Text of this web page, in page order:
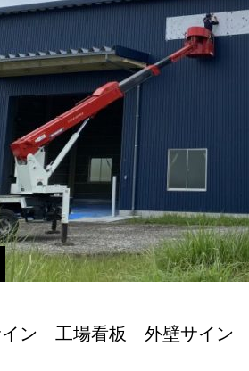
イン 工場看板 外壁サイン